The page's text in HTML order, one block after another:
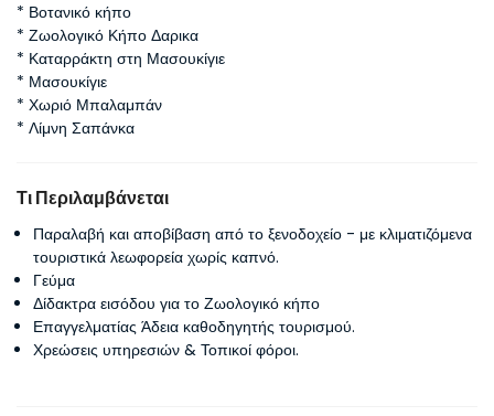
* Βοτανικό κήπο
* Ζωολογικό Κήπο Δαρικα
* Καταρράκτη στη Μασουκίγιε
* Μασουκίγιε
* Χωριό Μπαλαμπάν
* Λίμνη Σαπάνκα
Τι Περιλαμβάνεται
Παραλαβή και αποβίβαση από το ξενοδοχείο - με κλιματιζόμενα
τουριστικά λεωφορεία χωρίς καπνό.
Γεύμα
Δίδακτρα εισόδου για το Ζωολογικό κήπο
Επαγγελματίας Άδεια καθοδηγητής τουρισμού.
Χρεώσεις υπηρεσιών & Τοπικοί φόροι.